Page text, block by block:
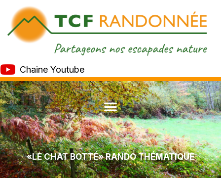
Chaine Youtube
«LE CHAT BOTTÉ» RANDO THÉMATIQUE